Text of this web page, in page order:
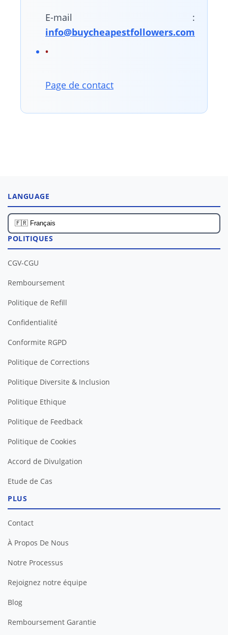
E-mail :
info@buycheapestfollowers.com
Page de contact
LANGUAGE
POLITIQUES
CGV-CGU
Remboursement
Politique de Refill
Confidentialité
Conformite RGPD
Politique de Corrections
Politique Diversite & Inclusion
Politique Ethique
Politique de Feedback
Politique de Cookies
Accord de Divulgation
Etude de Cas
PLUS
Contact
À Propos De Nous
Notre Processus
Rejoignez notre équipe
Blog
Remboursement Garantie